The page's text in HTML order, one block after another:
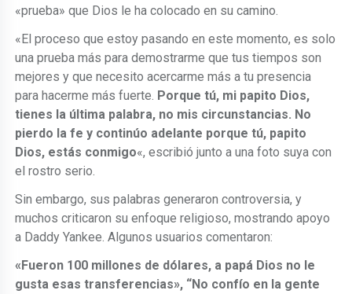
«prueba» que Dios le ha colocado en su camino.
«El proceso que estoy pasando en este momento, es solo
una prueba más para demostrarme que tus tiempos son
mejores y que necesito acercarme más a tu presencia
para hacerme más fuerte. Porque tú, mi papito Dios,
tienes la última palabra, no mis circunstancias. No
pierdo la fe y continúo adelante porque tú, papito
Dios, estás conmigo«, escribió junto a una foto suya con
el rostro serio.
Sin embargo, sus palabras generaron controversia, y
muchos criticaron su enfoque religioso, mostrando apoyo
a Daddy Yankee. Algunos usuarios comentaron:
«Fueron 100 millones de dólares, a papá Dios no le
gusta esas transferencias», “No confío en la gente